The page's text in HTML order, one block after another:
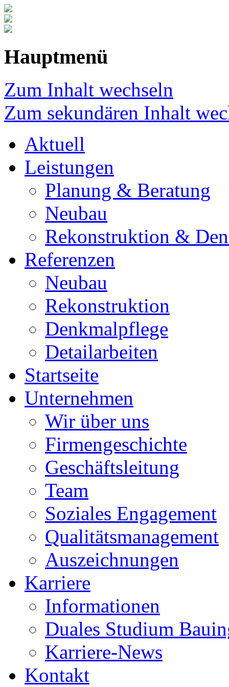
Hauptmenü
Zum Inhalt wechseln
Zum sekundären Inhalt
Aktuell
Leistungen
Planung & Beratung
Neubau
Rekonstruktion &
Referenzen
Neubau
Rekonstruktion
Denkmalpflege
Detailarbeiten
Startseite
Unternehmen
Wir über uns
Firmengeschichte
Geschäftsleitung
Team
Soziales Engagement
Qualitätsmanagement
Auszeichnungen
Karriere
Informationen
Duales Studium
Karriere-News
Kontakt